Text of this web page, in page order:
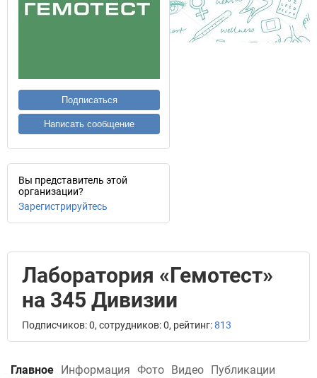
Подписаться
Написать сообщение
Вы представитель этой
организации?
Зарегистрируйтесь
Лаборатория «Гемотест»
на 345 Дивизии
Подписчиков: 0, сотрудников: 0, рейтинг:813
Главное Информация Фото Видео Публикации